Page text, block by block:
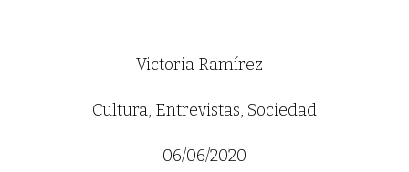
Victoria Ramírez
Cultura, Entrevistas, Sociedad
06/06/2020